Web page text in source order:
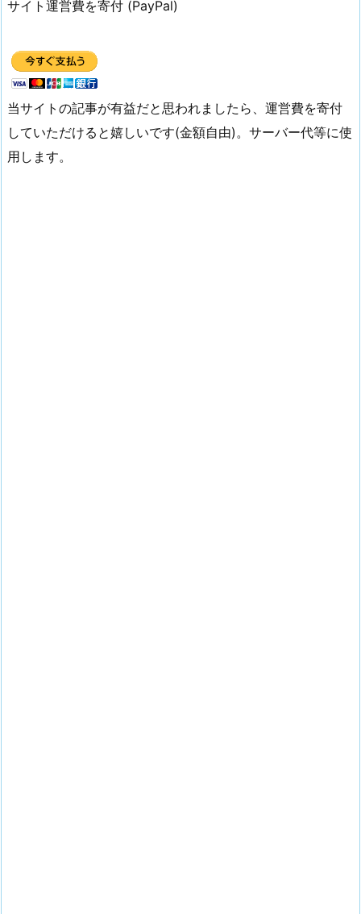
サイト運営費を寄付 (PayPal)
当サイトの記事が有益だと思われましたら、運営費を寄付
していただけると嬉しいです(金額自由)。サーバー代等に使
用します。